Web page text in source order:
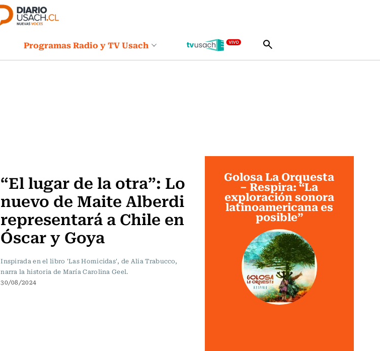
Programas Radio y TV Usach
“El lugar de la otra”: Lo
nuevo de Maite Alberdi
representará a Chile en
Óscar y Goya
Inspirada en el libro 'Las Homicidas', de Alia Trabucco,
narra la historia de María Carolina Geel.
30/08/2024
Golosa La Orquesta
– Respira: “La
exploración sonora
latinoamericana es
posible”